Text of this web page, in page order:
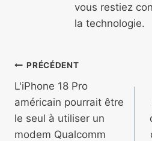
vous restiez
la technologie.
Navigation
de
l’article
PRÉCÉDENT
L'iPhone 18 Pro
américain pourrait être
le seul à utiliser un
modem Qualcomm